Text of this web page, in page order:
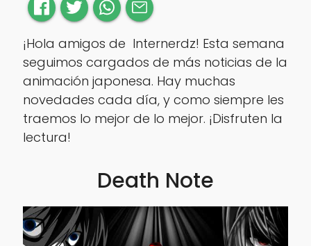
¡Hola amigos de Internerdz! Esta semana
seguimos cargados de más noticias de la
animación japonesa. Hay muchas
novedades cada día, y como siempre les
traemos lo mejor de lo mejor. ¡Disfruten la
lectura!
Death Note